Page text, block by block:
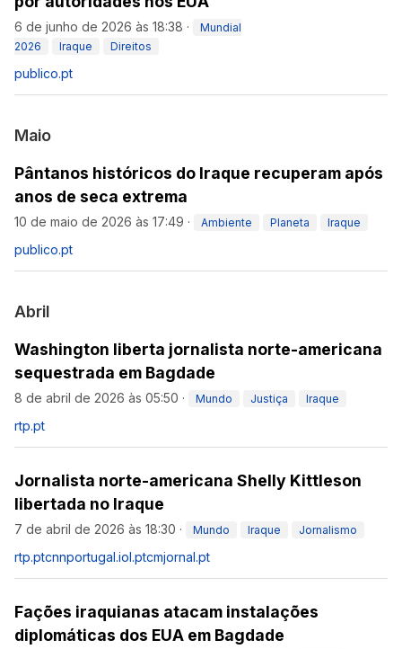
6 de junho de 2026 às 18:38 ·
Mundial
2026
Iraque Direitos
publico.pt
Maio
Pântanos históricos do Iraque recuperam após
anos de seca extrema
10 de maio de 2026 às 17:49 · Ambiente Planeta Iraque
publico.pt
Abril
Washington liberta jornalista norte-americana
sequestrada em Bagdade
8 de abril de 2026 às 05:50 · Mundo Justiça Iraque
rtp.pt
Jornalista norte-americana Shelly Kittleson
libertada no Iraque
7 de abril de 2026 às 18:30 · Mundo Iraque Jornalismo
rtp.ptcnnportugal.iol.ptcmjornal.pt
Fações iraquianas atacam instalações
diplomáticas dos EUA em Bagdade